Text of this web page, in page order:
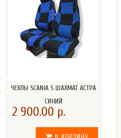
ЧЕХЛЫ SCANIA 5 ШАХМАТ АСТРА
СИНИЙ
2 900.00 р.